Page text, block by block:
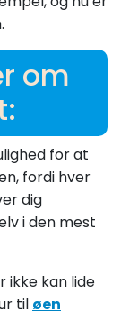
om
for at
fordi hver
dig
i den mest
ikke kan lide
til øen